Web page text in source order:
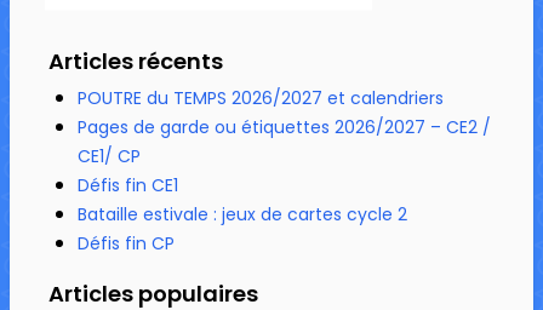
Articles récents
POUTRE du TEMPS 2026/2027 et calendriers
Pages de garde ou étiquettes 2026/2027 – CE2 /
CE1/ CP
Défis fin CE1
Bataille estivale : jeux de cartes cycle 2
Défis fin CP
Articles populaires